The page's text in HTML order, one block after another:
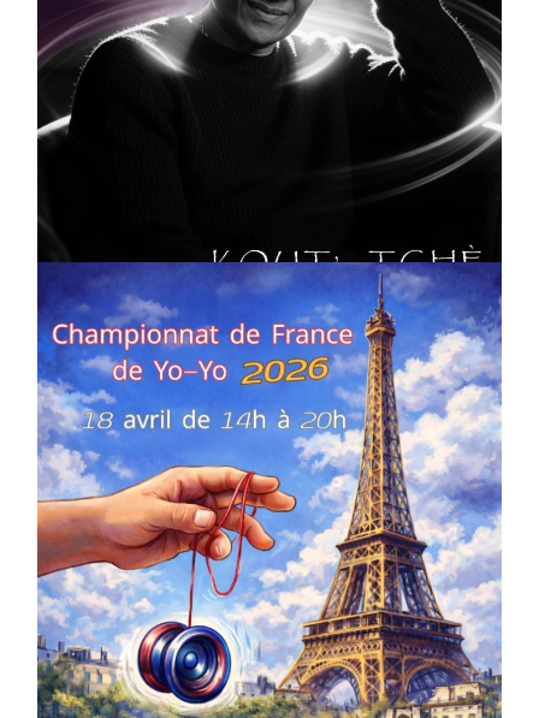
CULTURE
Artiste W2R : Jean Luc ALGER
On
COMPÉTITIONS CULTURE EN FAMILLE JEUNESSE & SPORTS
Championnat de France de la FYYA
le 18 avril – Paris 14e
On18/03/2026byWebmaster2Risi